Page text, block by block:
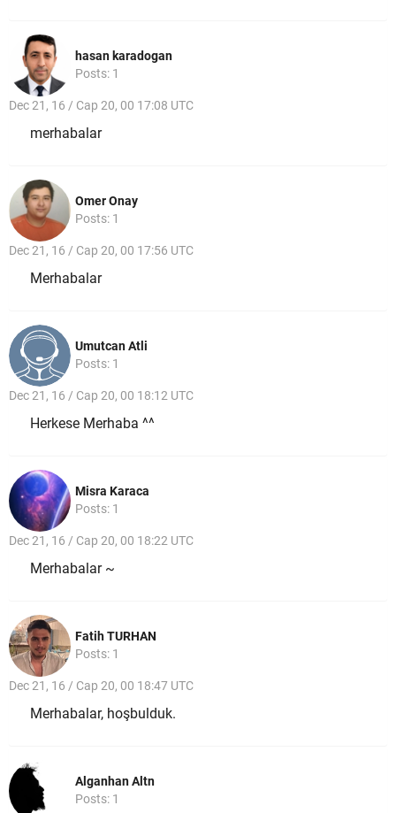
hasan karadogan
Posts: 1
Dec 21, 16 / Cap 20, 00 17:08 UTC
merhabalar
Omer Onay
Posts: 1
Dec 21, 16 / Cap 20, 00 17:56 UTC
Merhabalar
Umutcan Atli
Posts: 1
Dec 21, 16 / Cap 20, 00 18:12 UTC
Herkese Merhaba ^^
Misra Karaca
Posts: 1
Dec 21, 16 / Cap 20, 00 18:22 UTC
Merhabalar ~
Fatih TURHAN
Posts: 1
Dec 21, 16 / Cap 20, 00 18:47 UTC
Merhabalar, hoşbulduk.
Alganhan Altn
Posts: 1